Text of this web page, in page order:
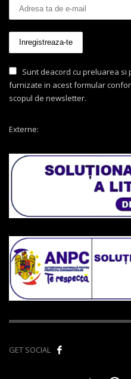
Sunt deacord cu preluarea
furnizate in acest formular
scopul de newsletter.
Externe:
GET SOCIAL